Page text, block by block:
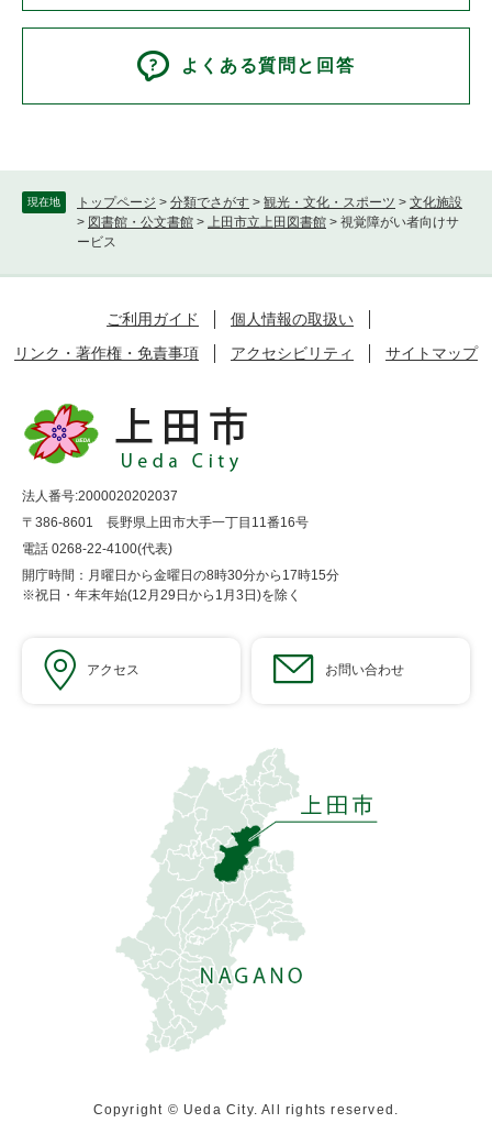
現在地 トップページ > 分類でさがす > 観光・文化・スポーツ > 文化施設
> 図書館・公文書館 > 上田市立上田図書館 > 視覚障がい者向けサ
ービス
よくある質問と回答
ご利用ガイド
個人情報の取扱い
リンク・著作権・免責事項
アクセシビリティ サイトマップ
法人番号:2000020202037
〒386-8601 長野県上田市大手一丁目11番16号
電話 0268-22-4100(代表)
開庁時間：月曜日から金曜日の8時30分から17時15分
※祝日・年末年始(12月29日から1月3日)を除く
アクセス お問い合わせ
Copyright © Ueda City. All rights reserved.